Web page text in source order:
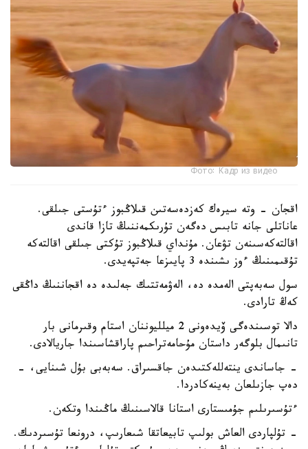
Фото: Кадр из видео
اقجان - وتە سيرەك كەزدەسەتىن قىلاڭبوز ءتۇستى جىلقى.
عاناتلى جانە تابىس دەگەن تۇرىكمەننىڭ تازا قاندى
اقالتەكەسىنەن تۋعان. مۇنداي قىلاڭبوز تۇكتى جىلقى اقالتەكە
تۇقىمىنىڭ ءوز ىشىندە 3 پايىزعا جەتپەيدى.
سول سەبەپتى الەمدە دە، الەۋمەتتىك جەلىدە دە اقجاننىڭ داڭقى
كەڭ تارادى.
دالا توسىندەگى ۆيدەونى 2 ميلليوننان استام وقىرمانى بار
تانىمال بلوگەر داستان مۇحامەتراحىم پاراقشاسىندا جاريالادى.
- جاساندى ينتەللەكتىدەن جاقسىراق. سەبەبى بۇل شىنايى، -
دەپ جازىلعان بەينەكادردا.
ءتۇسىرىلىم جۇمىستارى استانا قالاسىنىڭ ماڭىندا وتكەن.
- تۇلپاردى العاش بولىپ تابيعاتقا شىعارىپ، درونعا تۇسىردىك.